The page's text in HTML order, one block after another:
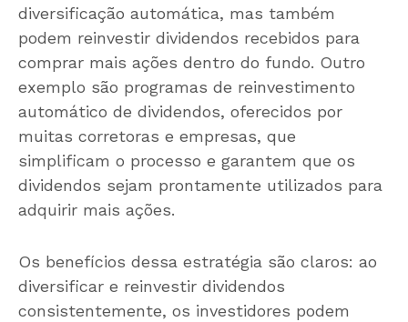
diversificação automática, mas também
podem reinvestir dividendos recebidos para
comprar mais ações dentro do fundo. Outro
exemplo são programas de reinvestimento
automático de dividendos, oferecidos por
muitas corretoras e empresas, que
simplificam o processo e garantem que os
dividendos sejam prontamente utilizados para
adquirir mais ações.
Os benefícios dessa estratégia são claros: ao
diversificar e reinvestir dividendos
consistentemente, os investidores podem